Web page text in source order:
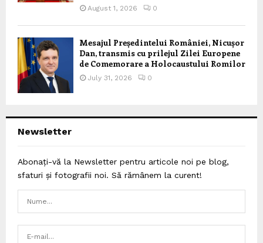
August 1, 2026 0
Mesajul Președintelui României, Nicușor
Dan, transmis cu prilejul Zilei Europene
de Comemorare a Holocaustului Romilor
July 31, 2026 0
Newsletter
Abonați-vă la Newsletter pentru articole noi pe blog,
sfaturi și fotografii noi. Să rămânem la curent!